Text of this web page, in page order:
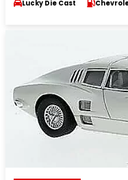
Lucky Die Cast